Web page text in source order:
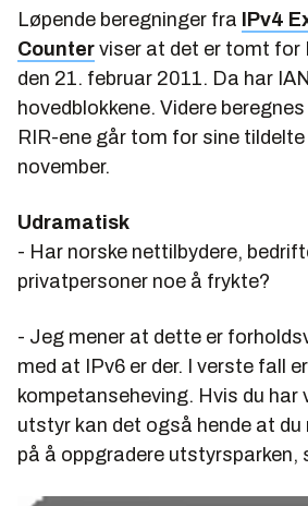
Løpende beregninger fra IPv4
Counter viser at det er tomt for
den 21. februar 2011. Da har
hovedblokkene. Videre
RIR-ene går tom for sine
november.
Udramatisk
- Har norske nettilbydere,
privatpersoner noe å frykte?
- Jeg mener at dette er
med at IPv6 er der. I verste fall
kompetanseheving. Hvis du har
utstyr kan det også hende at du
på å oppgradere utstyrsparken,